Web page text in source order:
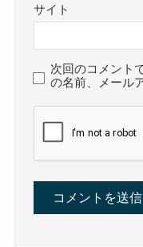
サイト
次回のコメント
の名前、メール